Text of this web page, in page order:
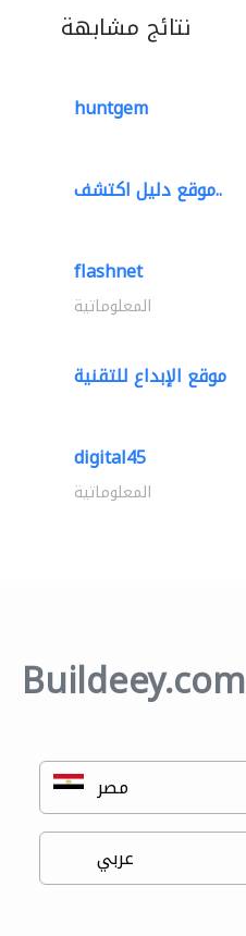
نتائج مشابهة
huntgem
موقع دليل اكتشف..
flashnet
المعلوماتية
موقع الإبداع للتقنية
digital45
المعلوماتية
Buildeey.com